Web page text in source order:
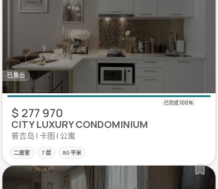
已售出
$ 277 970
CITY LUXURY CONDOMINIUM
普吉岛 | 卡图 | 公寓
二居室 7 层 80 平米